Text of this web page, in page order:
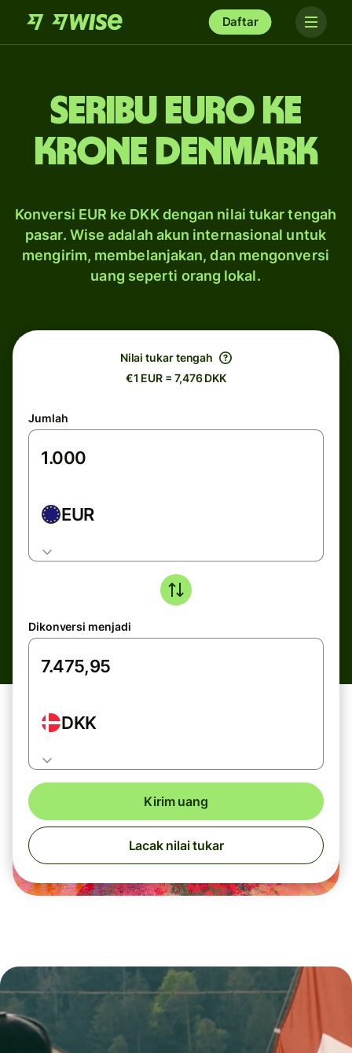
Daftar
seribu euro ke
krone Denmark
Konversi EUR ke DKK dengan nilai tukar tengah
pasar. Wise adalah akun internasional untuk
mengirim, membelanjakan, dan mengonversi
uang seperti orang lokal.
Nilai tukar tengah
€1 EUR = 7,476 DKK
Jumlah
EUR
Dikonversi menjadi
DKK
Kirim uang
Lacak nilai tukar